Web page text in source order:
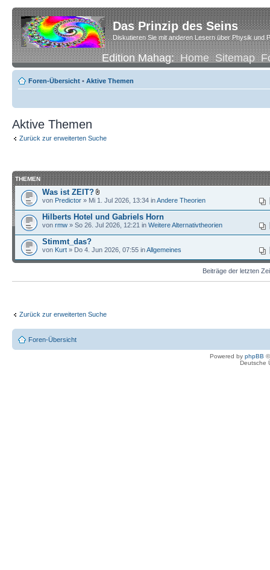
Das Prinzip des Seins
Diskutieren Sie mit anderen Lesern über Physik und
Edition Mahag:Home Sitemap
Foren-Übersicht • Aktive Themen
Aktive Themen
Zurück zur erweiterten Suche
THEMEN
Was ist ZEIT?
von Predictor » Mi 1. Jul 2026, 13:34 inAndere Theorien
Hilberts Hotel und Gabriels Horn
von rmw » So 26. Jul 2026, 12:21 in Weitere Alternativtheorien
Stimmt_das?
von Kurt » Do 4. Jun 2026, 07:55 inAllgemeines
Beiträge der letzten
Zurück zur erweiterten Suche
Foren-Übersicht
Powered by phpBB
Deutsche